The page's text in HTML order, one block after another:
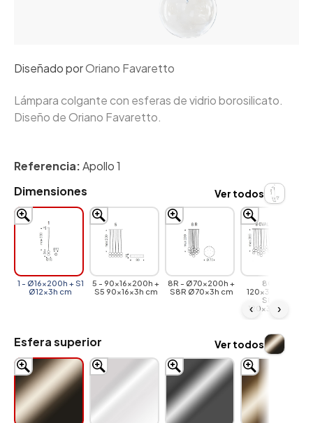
Diseñado porOriano Favaretto
Lámpara colgante con esferas de vidrio borosilicato.
Diseño de Oriano Favaretto.
Referencia:Apollo 1
Dimensiones
1 - Ø16x200h + S1
Ø12x3h cm
5 - 90x16x200h +
S5 90x16x3h cm
8R - Ø70x200h +
S8R Ø70x3h cm
8Oval -
120x30x200h +
S8Oval
120x30x3h cm
‹ ›
Ver todos
Esfera superior Ver todos